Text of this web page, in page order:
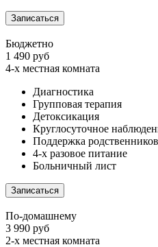
Записаться
Бюджетно
1 490 руб
4-х местная комната
Диагностика
Групповая терапия
Детоксикация
Круглосуточное
Поддержка родственников
4-х разовое питание
Больничный лист
Записаться
По-домашнему
3 990 руб
2-х местная комната